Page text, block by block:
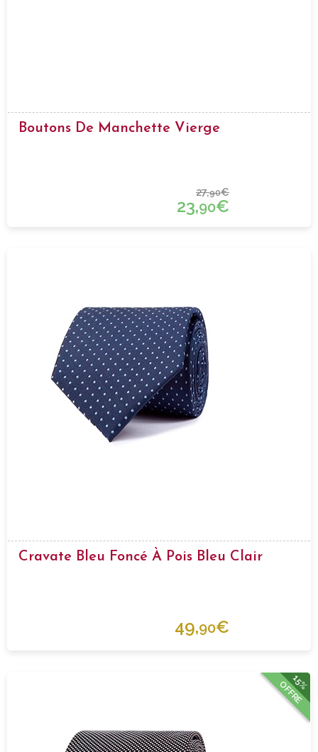
Boutons De Manchette Vierge
27,90€
23,90€
Cravate Bleu Foncé À Pois Bleu Clair
49,90€
15%
OFFRE